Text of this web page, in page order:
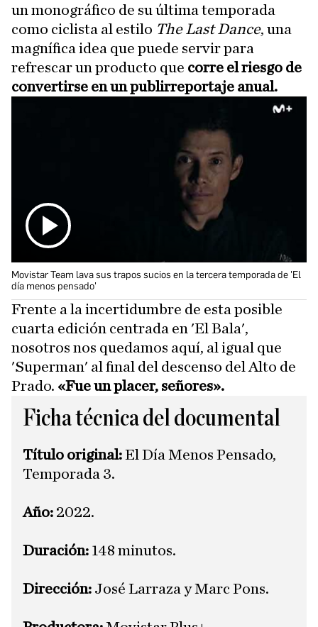
un monográfico de su última temporada
como ciclista al estilo The Last Dance, una
magnífica idea que puede servir para
refrescar un producto que corre el riesgo de
convertirse en un publirreportaje anual.
Movistar Team lava sus trapos sucios en la tercera temporada de 'El
día menos pensado'
Frente a la incertidumbre de esta posible
cuarta edición centrada en 'El Bala',
nosotros nos quedamos aquí, al igual que
'Superman' al final del descenso del Alto de
Prado. «Fue un placer, señores».
Ficha técnica del documental
Título original:El Día Menos Pensado,
Temporada 3.
Año: 2022.
Duración: 148 minutos.
Dirección: José Larraza y Marc Pons.